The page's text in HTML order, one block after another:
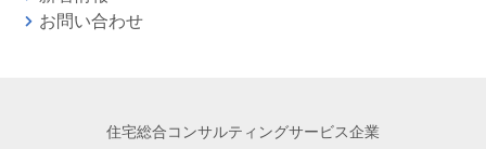
お問い合わせ
住宅総合コンサルティングサービス企業